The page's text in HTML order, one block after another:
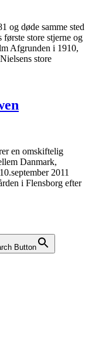
og døde samme sted
store stjerne og
Afgrunden i 1910,
store
en omskiftelig
Danmark,
2011
i Flensborg efter
Button